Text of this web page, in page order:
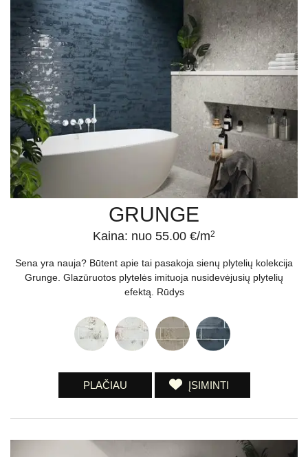
GRUNGE
Kaina: nuo 55.00 €/m2
Sena yra nauja? Būtent apie tai pasakoja sienų plytelių kolekcija
Grunge. Glazūruotos plytelės imituoja nusidevėjusių plytelių
efektą. Rūdys
PLAČIAU ĮSIMINTI